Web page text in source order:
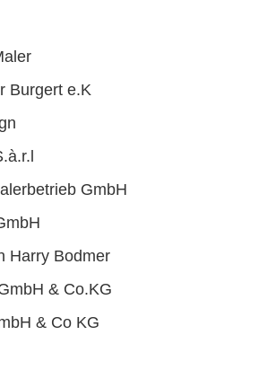
Burgert e.K
GmbH
Harry Bodmer
& Co.KG
& Co KG